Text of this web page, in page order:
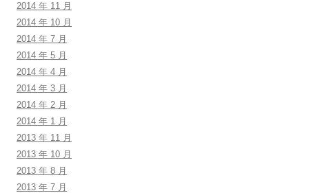
2014 年 11 月
2014 年 10 月
2014 年 7 月
2014 年 5 月
2014 年 4 月
2014 年 3 月
2014 年 2 月
2014 年 1 月
2013 年 11 月
2013 年 10 月
2013 年 8 月
2013 年 7 月